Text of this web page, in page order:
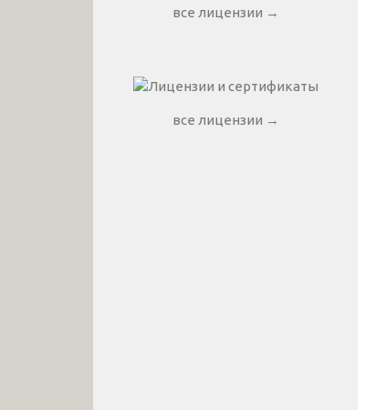
все лицензии →
все лицензии →